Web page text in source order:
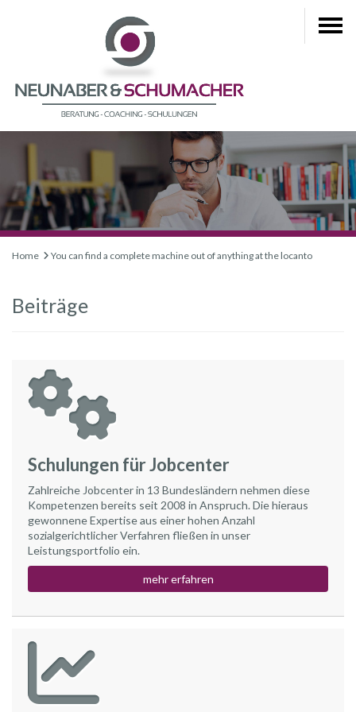
Home You can find a complete machine out of anything at the locanto
Beiträge
Schulungen für Jobcenter
Zahlreiche Jobcenter in 13 Bundesländern nehmen diese
Kompetenzen bereits seit 2008 in Anspruch. Die hieraus
gewonnene Expertise aus einer hohen Anzahl
sozialgerichtlicher Verfahren fließen in unser
Leistungsportfolio ein.
mehr erfahren